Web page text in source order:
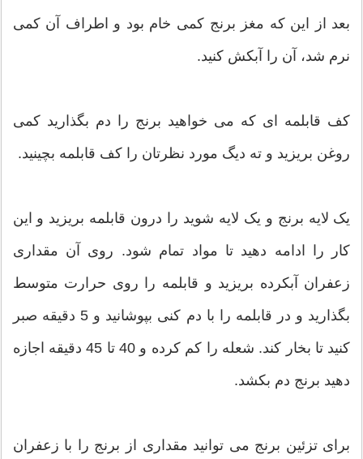
بعد از این که مغز برنج کمی خام بود و اطراف آن کمی
نرم شد، آن را آبکش کنید.
کف قابلمه ای که می خواهید برنج را دم بگذارید کمی
روغن بریزید و ته دیگ مورد نظرتان را کف قابلمه بچینید.
یک لایه برنج و یک لایه شوید را درون قابلمه بریزید و این
کار را ادامه دهید تا مواد تمام شود. روی آن مقداری
زعفران آبکرده بریزید و قابلمه را روی حرارت متوسط
بگذارید و در قابلمه را با دم کنی بپوشانید و 5 دقیقه صبر
کنید تا بخار کند. شعله را کم کرده و 40 تا 45 دقیقه اجازه
دهید برنج دم بکشد.
برای تزئین برنج می توانید مقداری از برنج را با زعفران